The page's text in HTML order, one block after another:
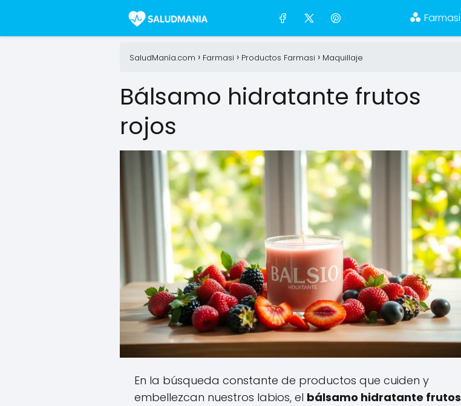
Farmasi
SaludManía.com Farmasi Productos Farmasi Maquillaje
Bálsamo hidratante frutos
rojos
En la búsqueda constante de productos que cuiden y
embellezcan nuestros labios, el bálsamo hidratante frutos